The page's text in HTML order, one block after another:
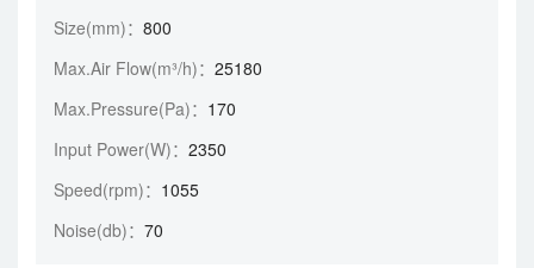
Size(mm)： 800
Max.Air Flow(m³/h)： 25180
Max.Pressure(Pa)： 170
Input Power(W)： 2350
Speed(rpm)： 1055
Noise(db)： 70